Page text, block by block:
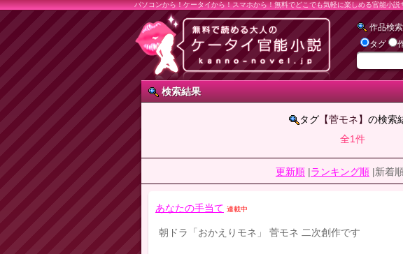
パソコンから！ケータイから！スマホから！無料でどこでも気軽に楽しめる官能小説
作品検索
タグ
検索結果
タグ【菅モネ】 の検索
全1件
更新順 |ランキング順 |新着
あなたの手当て 連載中
朝ドラ「おかえりモネ」 菅モネ 二次創作です